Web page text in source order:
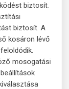
biztosít.
biztosít. A
kosáron lévő
mosogatási